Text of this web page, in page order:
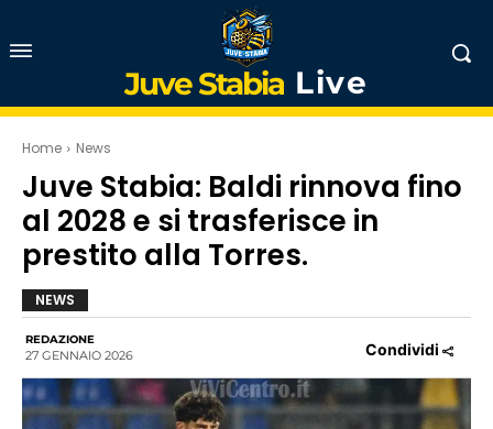
Juve Stabia Live
Home News
Juve Stabia: Baldi rinnova fino
al 2028 e si trasferisce in
prestito alla Torres.
NEWS
REDAZIONE
27 GENNAIO 2026 Condividi